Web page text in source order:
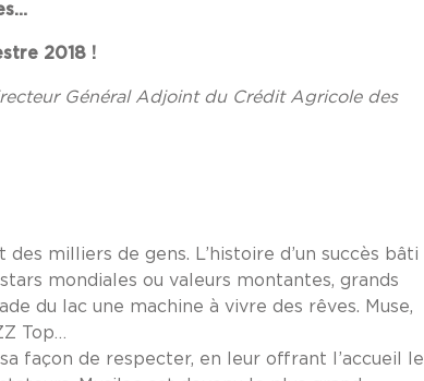
2018 !
Général Adjoint du Crédit Agricole des
milliers de gens. L’histoire d’un succès bâti
mondiales ou valeurs montantes, grands
du lac une machine à vivre des rêves. Muse,
Top…
façon de respecter, en leur offrant l’accueil le